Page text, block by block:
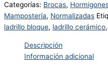
Categorías: Brocas,
Mampostería, Normalizadas
ladrillo bloque, ladrillo cerámico,
Descripción
Información adicional